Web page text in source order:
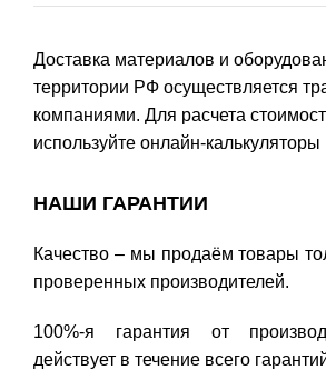
Доставка материалов и
территории РФ осуществляется
компаниями. Для расчета
используйте онлайн-калькуляторы
НАШИ ГАРАНТИИ
Качество – мы продаём товары
проверенных производителей.
100%-я гарантия от
действует в течение всего